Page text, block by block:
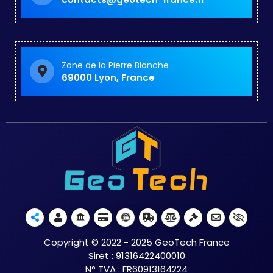
Zone de la Pierre Blanche
69000 Lyon, France
Copyright © 2022 - 2025 GeoTech France
Siret : 91316422400010
N° TVA : FR60913164224